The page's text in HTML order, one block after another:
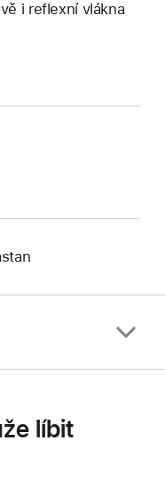
i reflexní vlákna
líbit